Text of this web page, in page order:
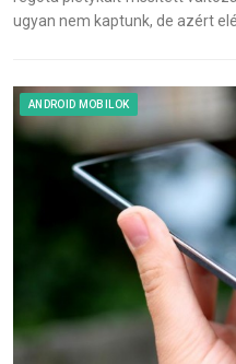
ugyan nem kaptunk, de azért
ANDROID MOBILOK